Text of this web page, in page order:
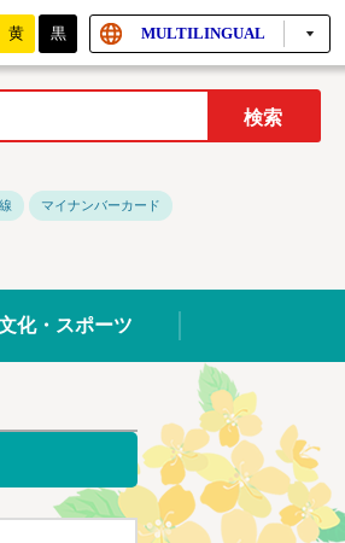
黄 黒 MULTILINGUAL
マイナンバーカード
化・スポーツ